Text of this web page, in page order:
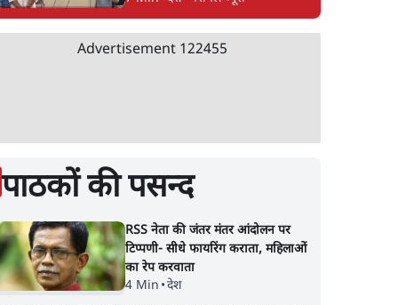
Advertisement 122455
पाठकों की पसन्द
RSS नेता की जंतर मंतर आंदोलन पर
टिप्पणी- सीधे फायरिंग कराता, महिलाओं
का रेप करवाता
4 Min •देश